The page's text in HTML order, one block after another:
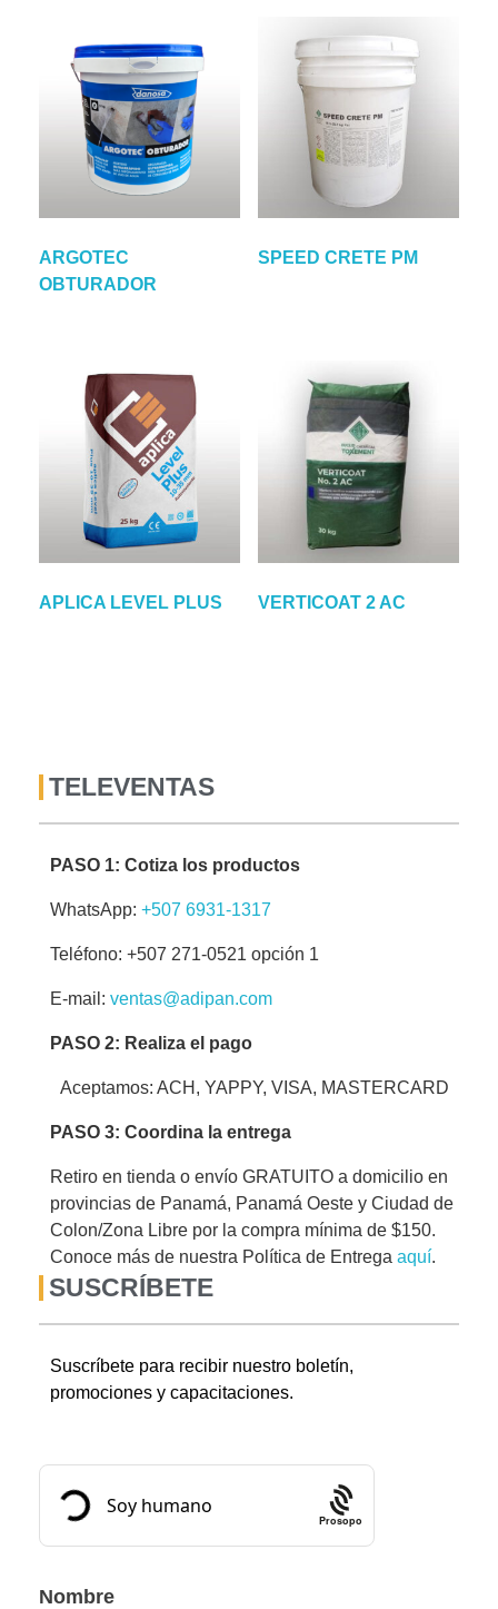
ARGOTEC
OBTURADOR
SPEED CRETE PM
APLICA LEVEL PLUS VERTICOAT 2 AC
TELEVENTAS
PASO 1: Cotiza los productos
WhatsApp: +507 6931-1317
Teléfono: +507 271-0521 opción 1
E-mail: ventas@adipan.com
PASO 2: Realiza el pago
Aceptamos: ACH, YAPPY, VISA, MASTERCARD
PASO 3: Coordina la entrega
Retiro en tienda o envío GRATUITO a domicilio en
provincias de Panamá, Panamá Oeste y Ciudad de
Colon/Zona Libre por la compra mínima de $150.
Conoce más de nuestra Política de Entrega aquí.
SUSCRÍBETE
Suscríbete para recibir nuestro boletín,
promociones y capacitaciones.
Prosopo
Nombre